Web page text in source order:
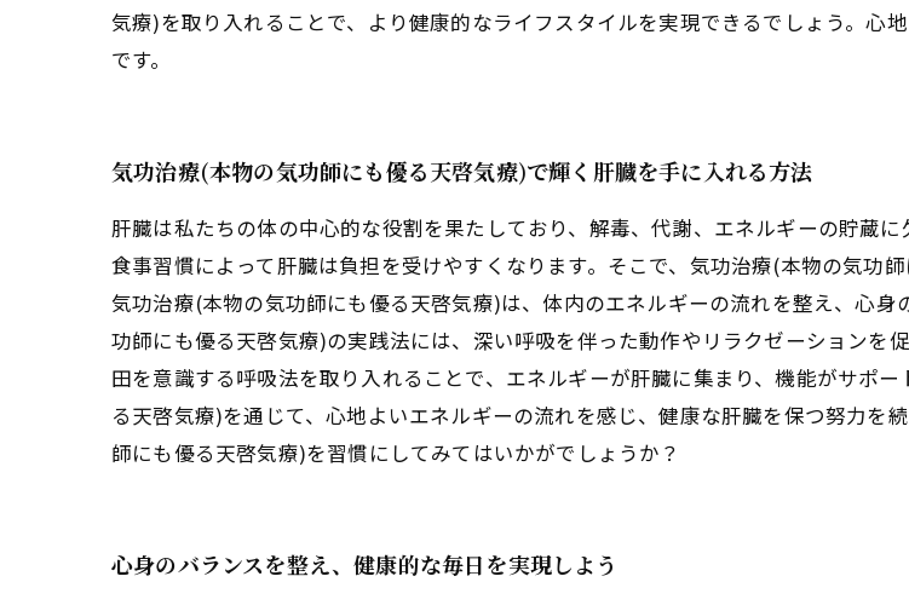
気療)を取り入れることで、より健康的なライフスタイルを実現できるでしょう。心
です。
気功治療(本物の気功師にも優る天啓気療)で輝く肝臓を手に入れる方法
肝臓は私たちの体の中心的な役割を果たしており、解毒、代謝、エネルギーの貯蔵
食事習慣によって肝臓は負担を受けやすくなります。そこで、気功治療(本物の気功
気功治療(本物の気功師にも優る天啓気療)は、体内のエネルギーの流れを整え、心
功師にも優る天啓気療)の実践法には、深い呼吸を伴った動作やリラクゼーションを
田を意識する呼吸法を取り入れることで、エネルギーが肝臓に集まり、機能がサポ
る天啓気療)を通じて、心地よいエネルギーの流れを感じ、健康な肝臓を保つ努力を
師にも優る天啓気療)を習慣にしてみてはいかがでしょうか？
心身のバランスを整え、健康的な毎日を実現しよう